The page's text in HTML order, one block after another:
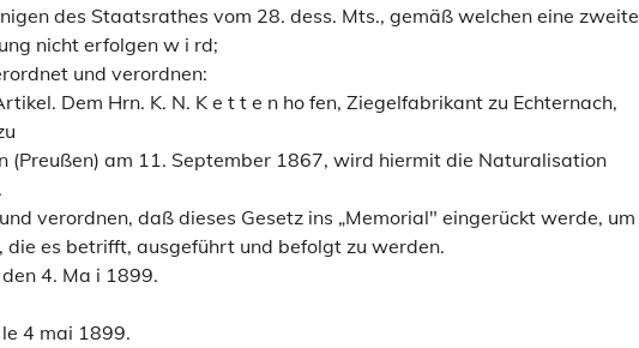
des Staatsrathes vom 28. dess. Mts., gemäß welchen eine zweite
nicht erfolgen w i rd;
und verordnen:
Dem Hrn. K. N. K e t t e n ho fen, Ziegelfabrikant zu Echternach,
(Preußen) am 11. September 1867, wird hiermit die Naturalisation
verordnen, daß dieses Gesetz ins „Memorial" eingerückt werde, um
die es betrifft, ausgeführt und befolgt zu werden.
4. Ma i 1899.
4 mai 1899.